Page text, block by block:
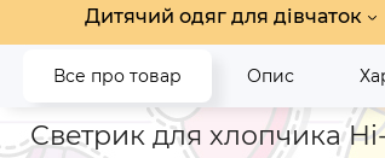
Дитячий одяг для дівчаток
Все про товар Опис
Головна Дитячий одяг для хлопчиків
Светрик для хлопчика